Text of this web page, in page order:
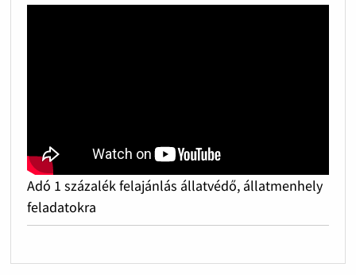
Adó 1 százalék felajánlás állatvédő, állatmenhely
feladatokra